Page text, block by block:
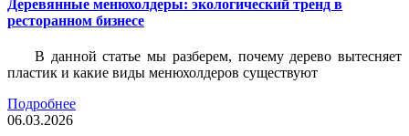
Деревянные менюхолдеры: экологический тренд в
ресторанном бизнесе
В данной статье мы разберем, почему дерево вытесняет
пластик и какие виды менюхолдеров существуют
Подробнее
06.03.2026